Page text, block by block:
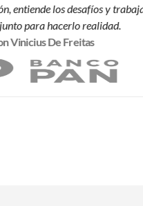
entiende los desafíos y trabaja
para hacerlo realidad.
Vinicius De Freitas